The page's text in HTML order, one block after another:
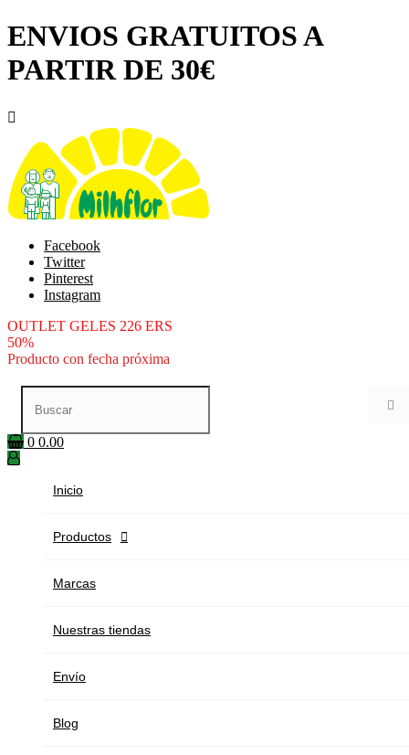
ENVIOS GRATUITOS A
PARTIR DE 30€

Facebook
Twitter
Pinterest
Instagram
OUTLET GELES 226 ERS
50%
Producto con fecha próxima

0 0.00
Inicio
Productos 
Marcas
Nuestras tiendas
Envío
Blog